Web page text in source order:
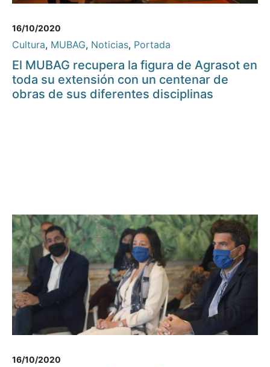
16/10/2020
Cultura, MUBAG, Noticias, Portada
El MUBAG recupera la figura de Agrasot en
toda su extensión con un centenar de
obras de sus diferentes disciplinas
16/10/2020